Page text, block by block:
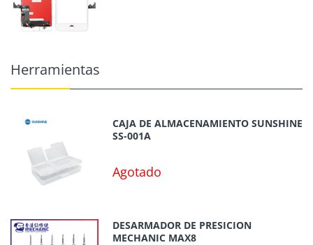
Herramientas
CAJA DE ALMACENAMIENTO SUNSHINE
SS-001A
Agotado
DESARMADOR DE PRESICION
MECHANIC MAX8